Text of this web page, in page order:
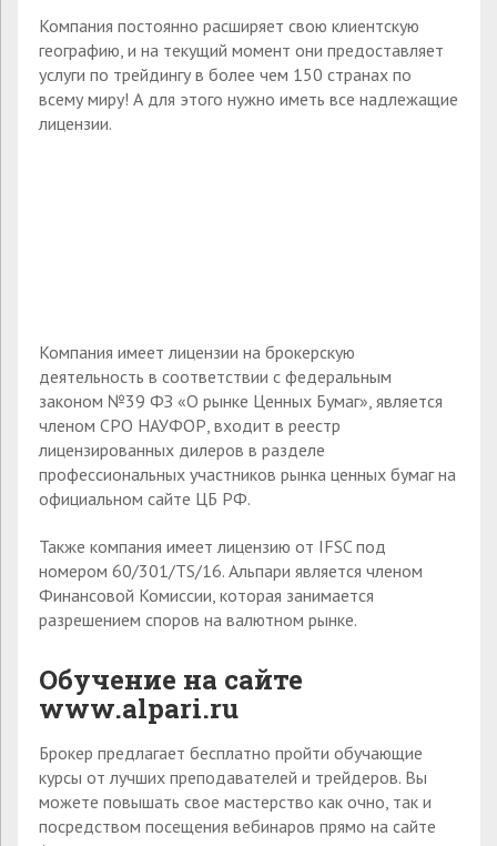
Компания постоянно расширяет свою клиентскую
географию, и на текущий момент они предоставляет
услуги по трейдингу в более чем 150 странах по
всему миру! А для этого нужно иметь все надлежащие
лицензии.
Компания имеет лицензии на брокерскую
деятельность в соответствии с федеральным
законом №39 ФЗ «О рынке Ценных Бумаг», является
членом СРО НАУФОР, входит в реестр
лицензированных дилеров в разделе
профессиональных участников рынка ценных бумаг на
официальном сайте ЦБ РФ.
Также компания имеет лицензию от IFSC под
номером 60/301/TS/16. Альпари является членом
Финансовой Комиссии, которая занимается
разрешением споров на валютном рынке.
Обучение на сайте
www.alpari.ru
Брокер предлагает бесплатно пройти обучающие
курсы от лучших преподавателей и трейдеров. Вы
можете повышать свое мастерство как очно, так и
посредством посещения вебинаров прямо на сайте